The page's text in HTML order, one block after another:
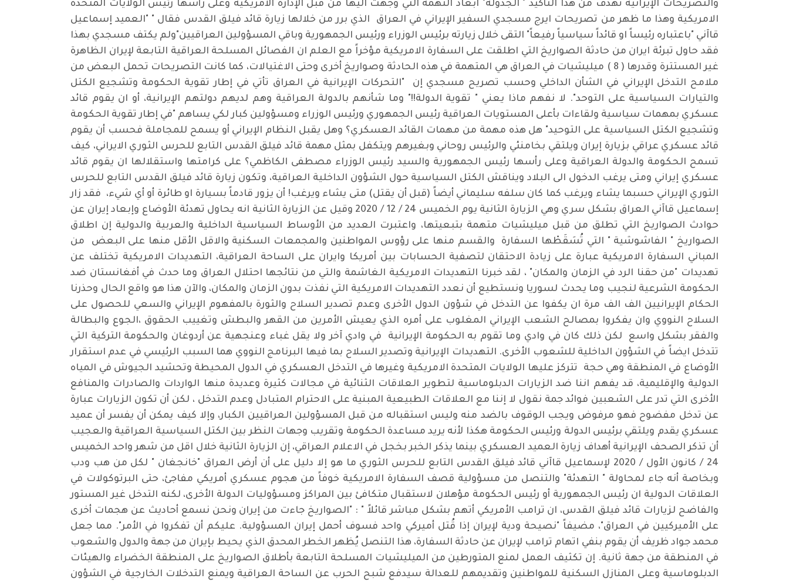
والتصريحات الإيرانية تهدف من هذا التأكيد " الجدولة" ابعاد التهمة التي وجهت اليها من قبل الإدارة الأمريكية وعلى رأسها رئيس الولايات المتحدة
الامريكية وهذا ما ظهر من تصريحات ايرج مسجدي السفير الإيراني في العراق الذي برر من خلالها زيارة قائد فيلق القدس فقال " "العميد إسماعيل
قاآني "باعتباره رئيساً او قائداً سياسياً رفيعاً" التقى خلال زيارته برئيس الوزراء ورئيس الجمهورية وباقي المسؤولين العراقيين"ولم يكتف مسجدي بهذا
فقد حاول تبرئة ايران من حادثة الصواريخ التي اطلقت على السفارة الامريكية مؤخراً مع العلم ان الفصائل المسلحة العراقية التابعة لإيران الظاهرة
غير المستترة وقدرها ( 8 ) ميليشيات في العراق هي المتهمة في هذه الحادثة وصواريخ أخرى وحتى الاغتيالات، كما كانت التصريحات تحمل البعض من
ملامح التدخل الإيراني في الشأن الداخلي وحسب تصريح مسجدي إن "التحركات الإيرانية في العراق تأتي في إطار تقوية الحكومة وتشجيع الكتل
والتيارات السياسية على التوحد". لا نفهم ماذا يعني " تقوية الدولة!!" وما شأنهم بالدولة العراقية وهم لديهم دولتهم الإيرانية، أو ان يقوم قائد
عسكري بمهمات سياسية ولقاءات بأعلى المستويات العراقية رئيس الجمهوري ورئيس الوزراء ومسؤولين كبار لكي يساهم "في إطار تقوية الحكومة
وتشجيع الكتل السياسية على التوحيد" هل هذه مهمة من مهمات القائد العسكري؟ وهل يقبل النظام الإيراني أو يسمح للمجاملة فحسب أن يقوم
قائد عسكري عراقي بزيارة إيران ويلتقي بخامنئي والرئيس روحاني وبغيرهم ويتكفل بمثل مهمة قائد فيلق القدس التابع للحرس الثوري الايراني، كيف
تسمح الحكومة والدولة العراقية وعلى رأسها رئيس الجمهورية والسيد رئيس الوزراء مصطفى الكاظمي؟ على كرامتها واستقلالها ان يقوم قائد
عسكري إيراني ومتى يرغب الدخول الى البلاد ويناقش الكتل السياسية حول الشؤون الداخلية العراقية، وتكون زيارة قائد فيلق القدس التابع للحرس
الثوري الإيراني حسبما يشاء ويرغب كما كان سلفه سليماني أيضاً (قبل أن يقتل) متى يشاء ويرغب! أن يزور قادماً بسيارة او طائرة أو أي شيء، فقد زار
إسماعيل قاآني العراق بشكل سري وهي الزيارة الثانية يوم الخميس 24 / 12 / 2020 وقيل عن الزيارة الثانية انه يحاول تهدئة الأوضاع وإبعاد إيران عن
حوادث الصواريخ التي تطلق من قبل ميليشيات متهمة بتبعيتها، واعتبرت العديد من الأوساط السياسية الداخلية والعربية والدولية إن اطلاق
الصواريخ " الفاشوشية " التي تُسَقَطْها السفارة والقسم منها على رؤوس المواطنين والمجمعات السكنية والاقل الأقل منها على البعض من
المباني السفارة الامريكية عبارة على زيادة الاحتقان لتصفية الحسابات بين أمريكا وايران على الساحة العراقية، التهديدات الامريكية تختلف عن
تهديدات "من حقنا الرد في الزمان والمكان" ، لقد خبرنا التهديدات الامريكية الغاشمة والتي من نتائجها احتلال العراق وما حدث في أفغانستان ضد
الحكومة الشرعية لنجيب وما يحدث لسوريا ونستطيع أن نعدد التهديدات الامريكية التي نفذت بدون الزمان والمكان، والآن هذا هو واقع الحال وحذرنا
الحكام الإيرانيين الف الف مرة ان يكفوا عن التدخل في شؤون الدول الأخرى وعدم تصدير السلاح والثورة بالمفهوم الإيراني والسعي للحصول على
السلاح النووي وان يفكروا بمصالح الشعب الإيراني المغلوب على أمره الذي يعيش الأمرين من القهر والبطش وتغييب الحقوق ،الجوع والبطالة
والفقر بشكل واسع لكن ذلك كان في وادي وما تقوم به الحكومة الإيرانية في وادي آخر ولا يقل غباء وعنجهية عن أردوغان والحكومة التركية التي
تتدخل ايضاً في الشؤون الداخلية للشعوب الأخرى. التهديدات الإيرانية وتصدير السلاح بما فيها البرنامج النووي هما السبب الرئيسي في عدم استقرار
الأوضاع في المنطقة وهي حجة تتركز عليها الولايات المتحدة الامريكية وغيرها في التدخل العسكري في الدول المحيطة وتحشيد الجيوش في المياه
الدولية والإقليمية، قد يفهم اننا ضد الزيارات الدبلوماسية لتطوير العلاقات الثنائية في مجالات كثيرة وعديدة منها الواردات والصادرات والمنافع
الأخرى التي تدر على الشعبين فوائد جمة نقول لا إننا مع العلاقات الطبيعية المبنية على الاحترام المتبادل وعدم التدخل ، لكن أن تكون الزيارات عبارة
عن تدخل مفضوح فهو مرفوض ويجب الوقوف بالضد منه وليس استقباله من قبل المسؤولين العراقيين الكبار، وإلا كيف يمكن أن يفسر أن عميد
عسكري يقدم ويلتقي برئيس الدولة ورئيس الحكومة هكذا لأنه يريد مساعدة الحكومة وتقريب وجهات النظر بين الكتل السياسية العراقية والعجيب
أن تذكر الصحف الإيرانية أهداف زيارة العميد العسكري بينما يذكر الخبر بخجل في الاعلام العراقي، إن الزيارة الثانية خلال اقل من شهر واحد الخميس
24 / كانون الأول / 2020 لإسماعيل قاآني قائد فيلق القدس التابع للحرس الثوري ما هو إلا دليل على أن أرض العراق "خانجغان " لكل من هب ودب
وبخاصة أنه جاء لمحاولة " التهدئة" والتنصل من مسؤولية قصف السفارة الامريكية خوفاً من هجوم عسكري أمريكي مفاجئ، حتى البرتوكولات في
العلاقات الدولية ان رئيس الجمهورية أو رئيس الحكومة مؤهلان لاستقبال متكافئ بين المراكز ومسؤوليات الدولة الأخرى، لكنه التدخل غير المستور
والفاضح لزيارات قائد فيلق القدس، ان ترامب الأمريكي أتهم بشكل مباشر قائلاً " : "الصواريخ جاءت من إيران ونحن نسمع أحاديث عن هجمات أخرى
على الأميركيين في العراق"، مضيفاً "نصيحة ودية لإيران إذا قُتل أميركي واحد فسوف أحمل إيران المسؤولية. عليكم أن تفكروا في الأمر". مما جعل
محمد جواد ظريف أن يقوم بنفي اتهام ترامب لإيران عن حادثة السفارة، هذا التنصل يُظهر الخطر المحدق الذي يحيط بإيران من جهة والدول والشعوب
في المنطقة من جهة ثانية. إن تكثيف العمل لمنع المتورطين من الميليشيات المسلحة التابعة بأطلاق الصواريخ على المنطقة الخضراء والهيئات
الدبلوماسية وعلى المنازل السكنية للمواطنين وتقديمهم للعدالة سيدفع شبح الحرب عن الساحة العراقية ويمنع التدخلات الخارجية في الشؤون